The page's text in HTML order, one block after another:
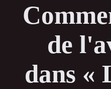
de
dans «